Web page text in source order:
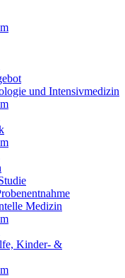
und Intensivmedizin
Medizin
Kinder- &